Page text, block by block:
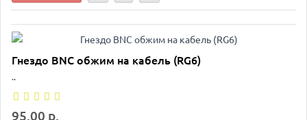
Гнездо BNC обжим на кабель (RG6)
..
95.00 р.